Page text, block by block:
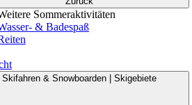
Sommeraktivitäten
& Badespaß
Skifahren & Snowboarden | Skigebiete